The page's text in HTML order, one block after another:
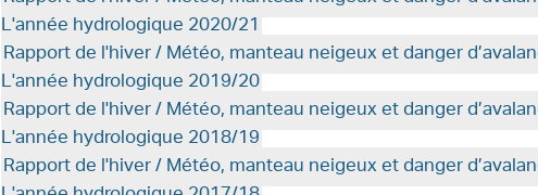
L'année hydrologique 2020/21
Rapport de l'hiver / Météo, manteau neigeux et danger
L'année hydrologique 2019/20
Rapport de l'hiver / Météo, manteau neigeux et danger
L'année hydrologique 2018/19
Rapport de l'hiver / Météo, manteau neigeux et danger